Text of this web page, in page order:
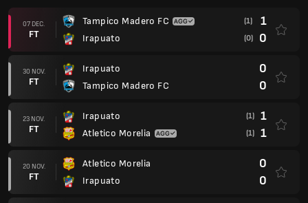
07 DEC.
FT
Tampico Madero FC
Irapuato
(1) 1
(0) 0
30 NOV.
FT
Irapuato
Tampico Madero FC
0
0
23 NOV.
FT
Irapuato
Atletico Morelia
(1) 1
(1) 1
20 NOV.
FT
Atletico Morelia
Irapuato
0
0